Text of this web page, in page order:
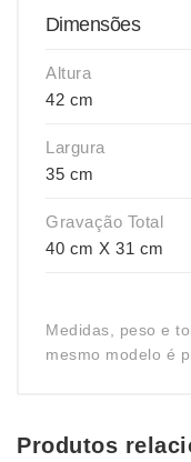
Dimensões
Altura
42 cm
Largura
35 cm
Gravação Total
40 cm X 31 cm
Medidas, peso e
mesmo modelo é
Produtos